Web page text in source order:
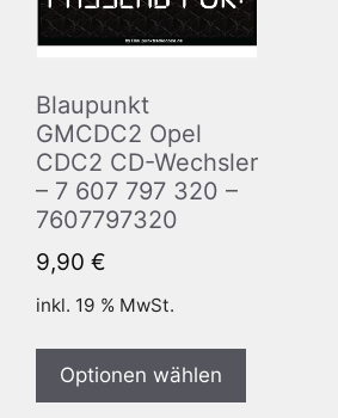
Blaupunkt
GMCDC2 Opel
CDC2 CD-Wechsler
– 7 607 797 320 –
7607797320
9,90 €
inkl. 19 % MwSt.
Optionen wählen